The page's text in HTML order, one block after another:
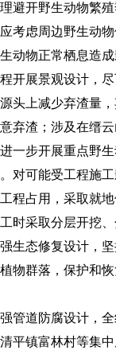
避开野生动物繁
考虑周边野生动
动物正常栖息造
开展景观设计，
头上减少弃渣量
弃渣；涉及在缙
一步开展重点野
对可能受工程施
程占用，采取就
时采取分层开挖
生态修复设计，
物群落，保护和
道防腐设计，全
平镇富林村等集